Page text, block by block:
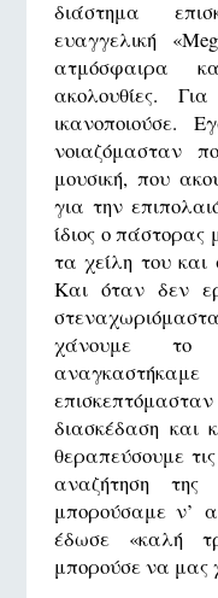
διάστημα
ευαγγελική
ατμόσφαιρα
ακολουθίες.
ικανοποιούσε.
νοιαζόμασταν
μουσική, που
για την
ίδιος ο
τα χείλη του
Και όταν δεν
χάνουμε το
διασκέδαση και
θεραπεύσουμε
αναζήτηση
μπορούσαμε ν’
έδωσε «καλή
μπορούσε να μας